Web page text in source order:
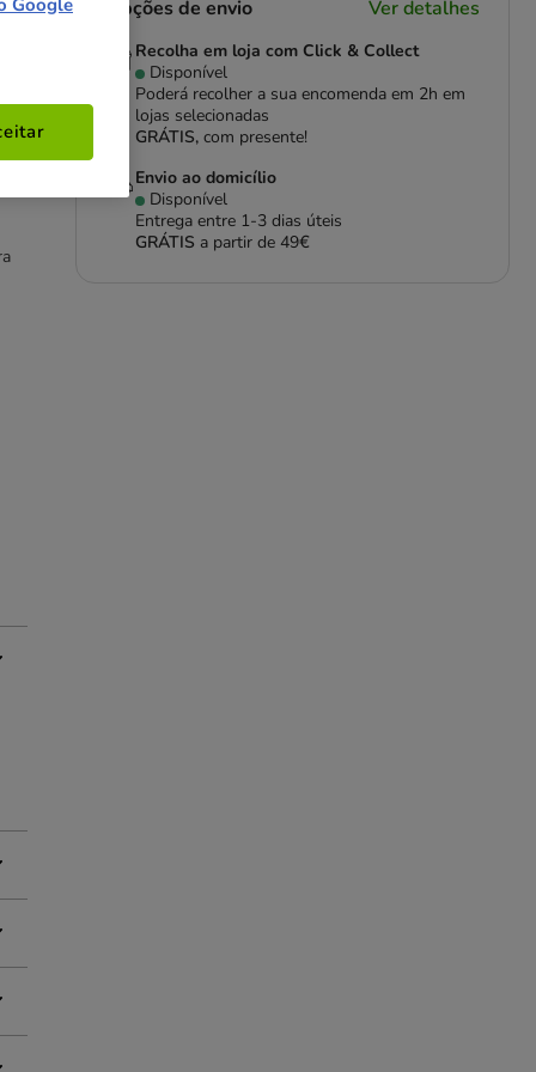
Opções de envio Ver detalhes
Recolha em loja com Click & Collect
Disponível
Poderá recolher a sua encomenda em 2h em
lojas selecionadas
GRÁTIS,com presente!
Envio ao domicílio
Disponível
Entrega entre 1-3 dias úteis
GRÁTIS a partir de 49€